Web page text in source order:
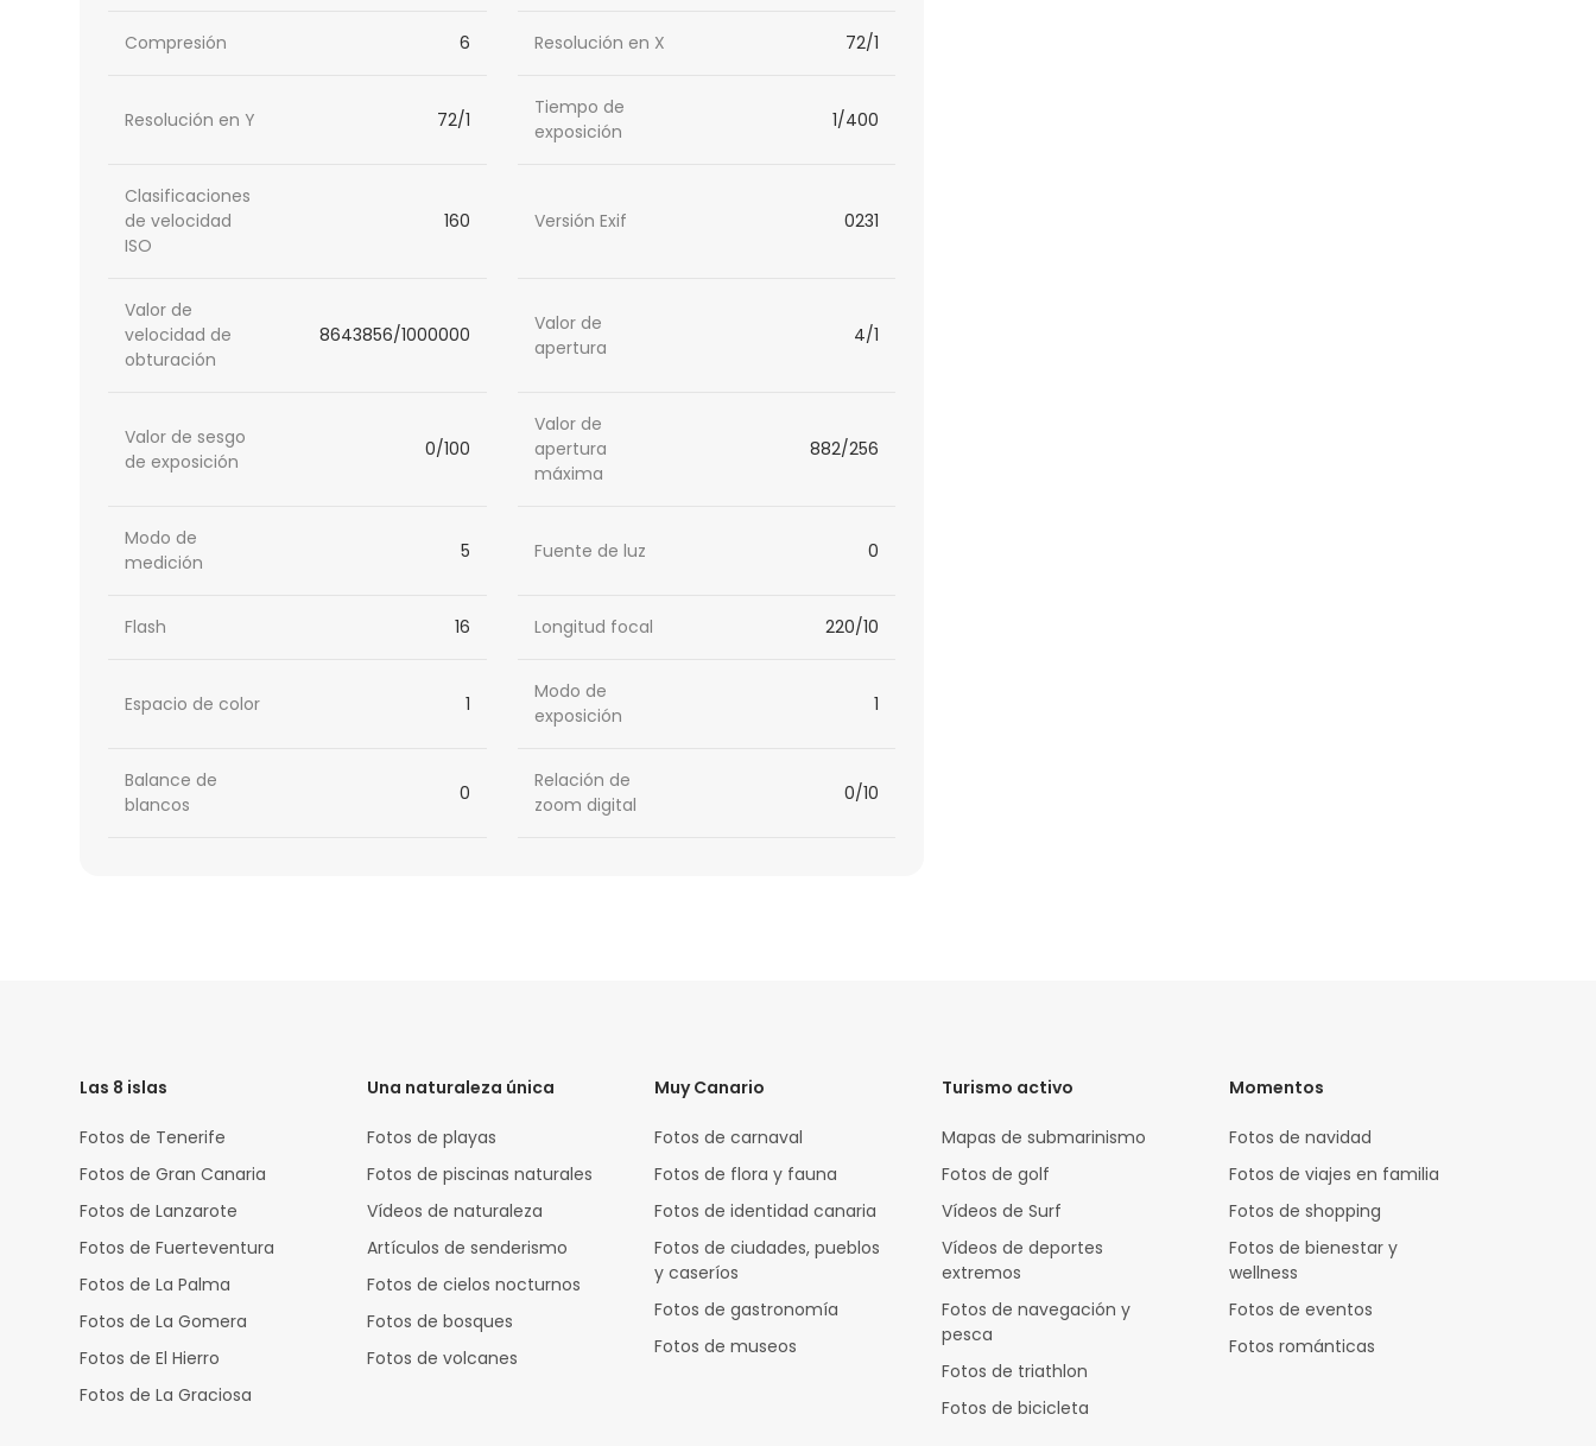
Compresión 6 Resolución en X 72/1
Resolución en Y 72/1
Tiempo de
exposición
1/400
Clasificaciones
de velocidad
ISO
160 Versión Exif 0231
Valor de
velocidad de
obturación
8643856/1000000
Valor de
apertura
4/1
Valor de sesgo
de exposición
0/100
Valor de
apertura
máxima
882/256
Modo de
medición
5 Fuente de luz 0
Flash 16 Longitud focal 220/10
Espacio de color 1
Modo de
exposición
1
Balance de
blancos
0
Relación de
zoom digital
0/10
Las 8 islas
Fotos de Tenerife
Fotos de Gran Canaria
Fotos de Lanzarote
Fotos de Fuerteventura
Fotos de La Palma
Fotos de La Gomera
Fotos de El Hierro
Fotos de La Graciosa
Una naturaleza única
Fotos de playas
Fotos de piscinas naturales
Vídeos de naturaleza
Artículos de senderismo
Fotos de cielos nocturnos
Fotos de bosques
Fotos de volcanes
Muy Canario
Fotos de carnaval
Fotos de flora y fauna
Fotos de identidad canaria
Fotos de ciudades, pueblos
y caseríos
Fotos de gastronomía
Fotos de museos
Turismo activo
Mapas de submarinismo
Fotos de golf
Vídeos de Surf
Vídeos de deportes
extremos
Fotos de navegación y
pesca
Fotos de triathlon
Fotos de bicicleta
Momentos
Fotos de navidad
Fotos de viajes en familia
Fotos de shopping
Fotos de bienestar y
wellness
Fotos de eventos
Fotos románticas